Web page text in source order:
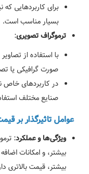
برای کاربردهایی که
بسیار مناسب است.
ترموگراف تصویری:
با استفاده از
صورت گرافیکی یا
در کاربردهای خاص
صنایع مختلف
عوامل تاثیرگذار بر
ویژگی‌ها و عملکرد:
بیشتر، و امکانات
بیشتر، قیمت بالاتری